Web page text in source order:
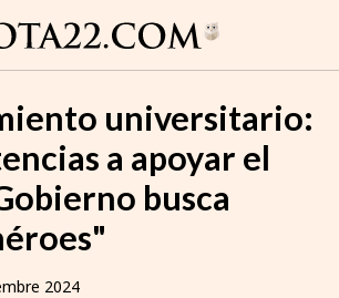
universitario:
a apoyar el
busca
2024